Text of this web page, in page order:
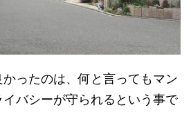
ったのは、何と言ってもマン
バシーが守られるという事で